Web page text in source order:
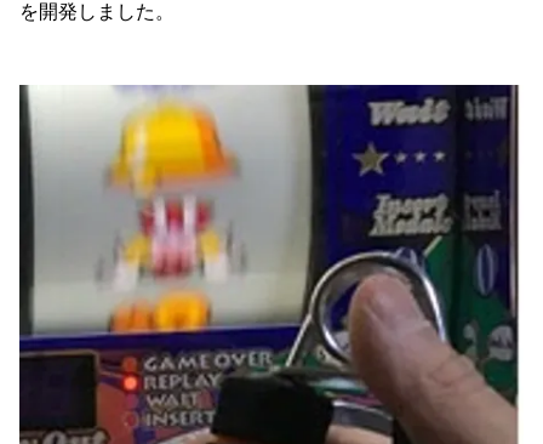
を開発しました。